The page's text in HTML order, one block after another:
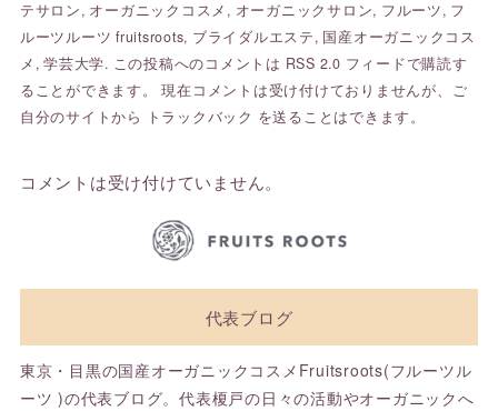
テサロン, オーガニックコスメ , オーガニックサロン, フルーツ, フ
ルーツルーツ fruitsroots, ブライダルエステ, 国産オーガニックコス
メ ,学芸大学. この投稿へのコメントは RSS 2.0 フィードで購読す
ることができます。 現在コメントは受け付けておりませんが、ご
自分のサイトから
トラックバック を送ることはできます。
コメントは受け付けていません。
代表ブログ
東京・目黒の国産オーガニックコスメFruitsroots(フルーツル
ーツ )の代表ブログ。代表榎戸の日々の活動やオーガニックへ